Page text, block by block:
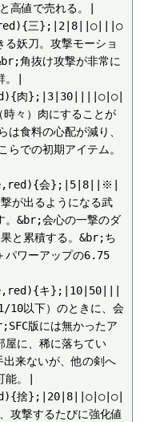
高値で売れる。|
三};|2|8||○|||○
妖刀。攻撃モーショ
角抜け攻撃が非常に
。|
肉};|3|30||||○|○|
々）肉にすることが
食料の心配が減り、
での初期アイテム。
会};|5|8||※|
出るようになる武
。&br;会心の一撃のダ
果と累積する。&br;ち
パワーアップの6.75
キ};|10|50|||
以下）のときに、会
版には無かったア
に、稀に落ちてい
来ないが、他の剣へ
能。|
捨};|20|8||○|○|○|
攻撃するたびに強化値